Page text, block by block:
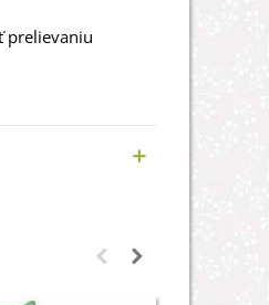
prelievaniu